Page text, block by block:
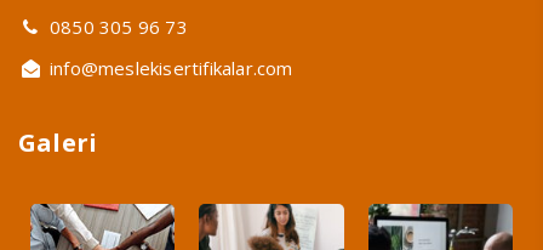
0850 305 96 73
info@meslekisertifikalar.com
Galeri